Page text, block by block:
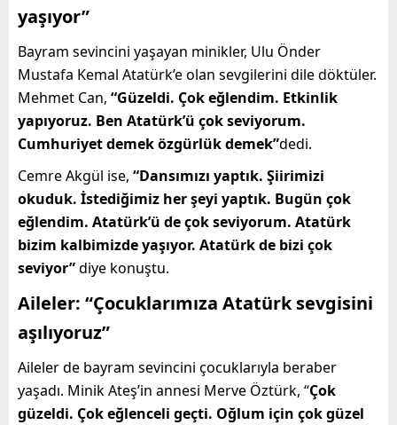
yaşıyor”
Bayram sevincini yaşayan minikler, Ulu Önder
Mustafa Kemal Atatürk’e olan sevgilerini dile döktüler.
Mehmet Can, “Güzeldi. Çok eğlendim. Etkinlik
yapıyoruz. Ben Atatürk’ü çok seviyorum.
Cumhuriyet demek özgürlük demek”dedi.
Cemre Akgül ise, “Dansımızı yaptık. Şiirimizi
okuduk. İstediğimiz her şeyi yaptık. Bugün çok
eğlendim. Atatürk’ü de çok seviyorum. Atatürk
bizim kalbimizde yaşıyor. Atatürk de bizi çok
seviyor”diye konuştu.
Aileler: “Çocuklarımıza Atatürk sevgisini
aşılıyoruz”
Aileler de bayram sevincini çocuklarıyla beraber
yaşadı. Minik Ateş’in annesi Merve Öztürk, “Çok
güzeldi. Çok eğlenceli geçti. Oğlum için çok güzel